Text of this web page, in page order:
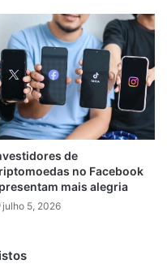
de
no Facebook
mais alegria
julho 5, 2026